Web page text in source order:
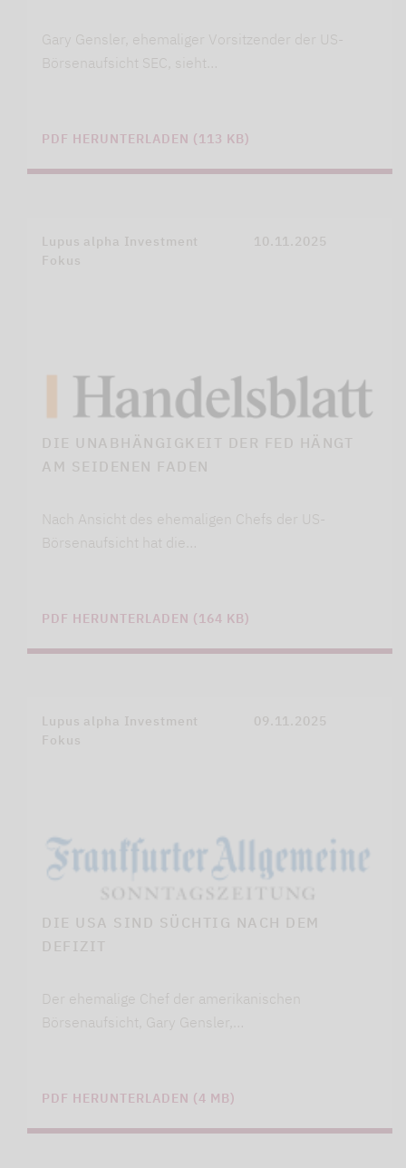
Gary Gensler, ehemaliger Vorsitzender der US-
Börsenaufsicht SEC, sieht…
PDF HERUNTERLADEN (113 KB)
Lupus alpha Investment
Fokus
10.11.2025
DIE UNABHÄNGIGKEIT DER FED HÄNGT
AM SEIDENEN FADEN
Nach Ansicht des ehemaligen Chefs der US-
Börsenaufsicht hat die…
PDF HERUNTERLADEN (164 KB)
Lupus alpha Investment
Fokus
09.11.2025
DIE USA SIND SÜCHTIG NACH DEM
DEFIZIT
Der ehemalige Chef der amerikanischen
Börsenaufsicht, Gary Gensler,…
PDF HERUNTERLADEN (4 MB)